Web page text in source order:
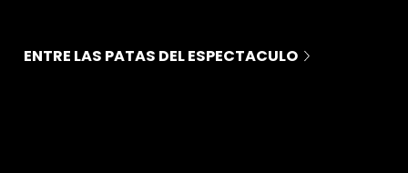
ENTRE LAS PATAS DEL ESPECTACULO